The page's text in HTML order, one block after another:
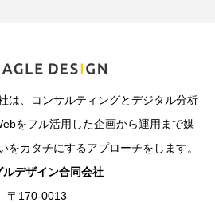
は、コンサルティングとデジタル分析
をフル活用した企画から運用まで媒
をカタチにするアプローチをします。
ルデザイン合同会社
〒170-0013